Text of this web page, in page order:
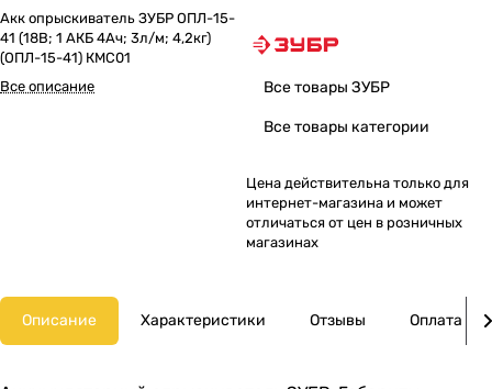
Акк опрыскиватель ЗУБР ОПЛ-15-
41 (18В; 1 АКБ 4Ач; 3л/м; 4,2кг)
(ОПЛ-15-41) КМС01
Все описание
Все товары ЗУБР
Все товары категории
Цена действительна только для
интернет-магазина и может
отличаться от цен в розничных
магазинах
Описание Характеристики Отзывы Оплата